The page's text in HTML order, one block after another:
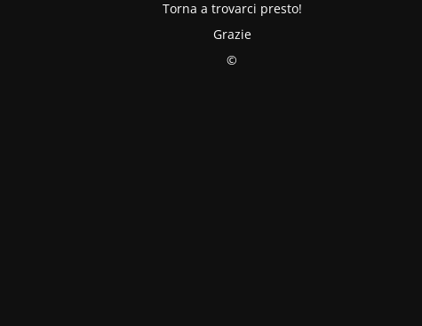
Torna a trovarci presto!
Grazie
©